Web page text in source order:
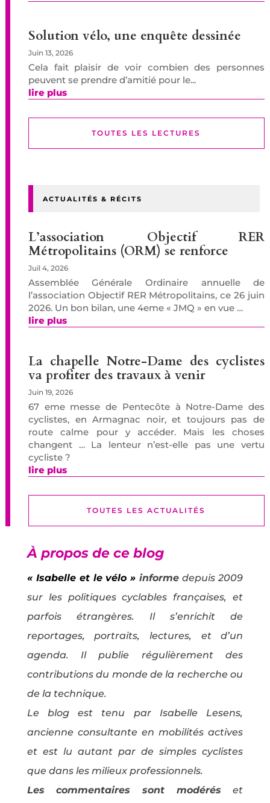
Solution vélo, une enquête dessinée
Juin 13, 2026
Cela fait plaisir de voir combien des personnes
peuvent se prendre d’amitié pour le...
lire plus
TOUTES LES LECTURES
ACTUALITÉS & RÉCITS
L’association Objectif RER
Métropolitains (ORM) se renforce
Juil 4, 2026
Assemblée Générale Ordinaire annuelle de
l’association Objectif RER Métropolitains, ce 26 juin
2026. Un bon bilan, une 4eme « JMQ » en vue …
lire plus
La chapelle Notre-Dame des cyclistes
va profiter des travaux à venir
Juin 19, 2026
67 eme messe de Pentecôte à Notre-Dame des
cyclistes, en Armagnac noir, et toujours pas de
route calme pour y accéder. Mais les choses
changent … La lenteur n’est-elle pas une vertu
cycliste ?
lire plus
TOUTES LES ACTUALITÉS
À propos de ce blog
« Isabelle et le vélo » informe depuis 2009
sur les politiques cyclables françaises, et
parfois étrangères. Il s’enrichit de
reportages, portraits, lectures, et d’un
agenda. Il publie régulièrement des
contributions du monde de la recherche ou
de la technique.
Le blog est tenu par Isabelle Lesens,
ancienne consultante en mobilités actives
et est lu autant par de simples cyclistes
que dans les milieux professionnels.
Les commentaires sont modéréset